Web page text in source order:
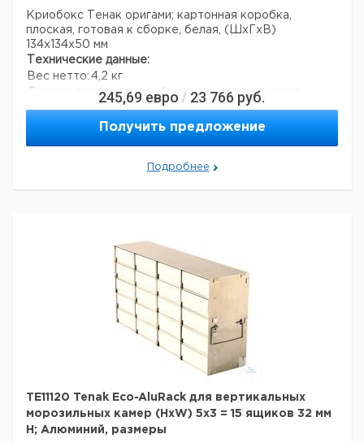
Криобокс Тенак оригами; картонная коробка,
плоская, готовая к сборке, белая, (ШxГxВ)
134x134x50 мм
Технические данные:
Вес нетто: 4,2 кг
Данные для перевозки (реальные данные могут
Страна происхождения:
Дания
245,69 евро / 23 766 руб.
Получить предложение
Подробнее
TE11120 Tenak Eco-AluRack для вертикальных
морозильных камер (HxW) 5x3 = 15 ящиков 32 мм
H; Алюминий, размеры